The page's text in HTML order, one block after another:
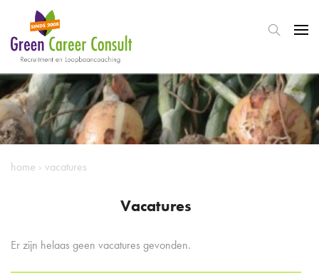
home › vacatures
Vacatures
Er zijn helaas geen vacatures gevonden.